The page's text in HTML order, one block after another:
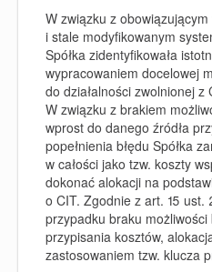
W związku z
i stale modyfikowanym
Spółka zidentyfikowała
wypracowaniem docelowej
do działalności zwolnionej
W związku z brakiem
wprost do danego źródła
popełnienia błędu Spółka
w całości jako tzw. koszty
dokonać alokacji na
o CIT. Zgodnie z art. 15 ust.
przypadku braku
przypisania kosztów,
zastosowaniem tzw. klucza